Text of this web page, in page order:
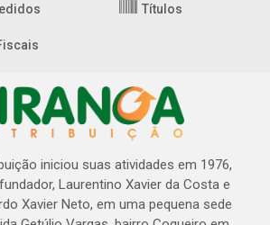
Títulos
iniciou suas atividades em 1976,
Laurentino Xavier da Costa e
Xavier Neto, em uma pequena sede